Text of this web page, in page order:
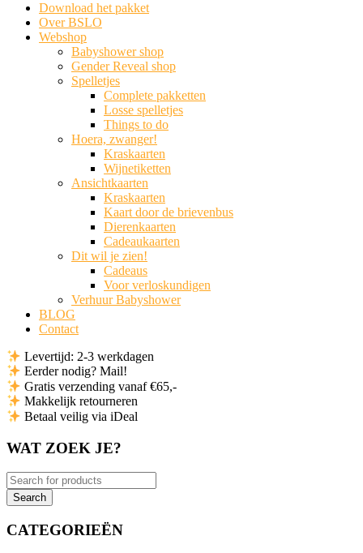
Download het pakket
Over BSLO
Webshop
Babyshower shop
Gender Reveal shop
Spelletjes
Complete pakketten
Losse spelletjes
Things to do
Hoera, zwanger!
Kraskaarten
Wijnetiketten
Ansichtkaarten
Kraskaarten
Kaart door de brievenbus
Dierenkaarten
Cadeaukaarten
Dit wil je zien!
Cadeaus
Voor verloskundigen
Verhuur Babyshower
BLOG
Contact
Levertijd: 2-3 werkdagen
Eerder nodig? Mail!
Gratis verzending vanaf €65,-
Makkelijk retourneren
Betaal veilig via iDeal
WAT ZOEK JE?
CATEGORIEËN